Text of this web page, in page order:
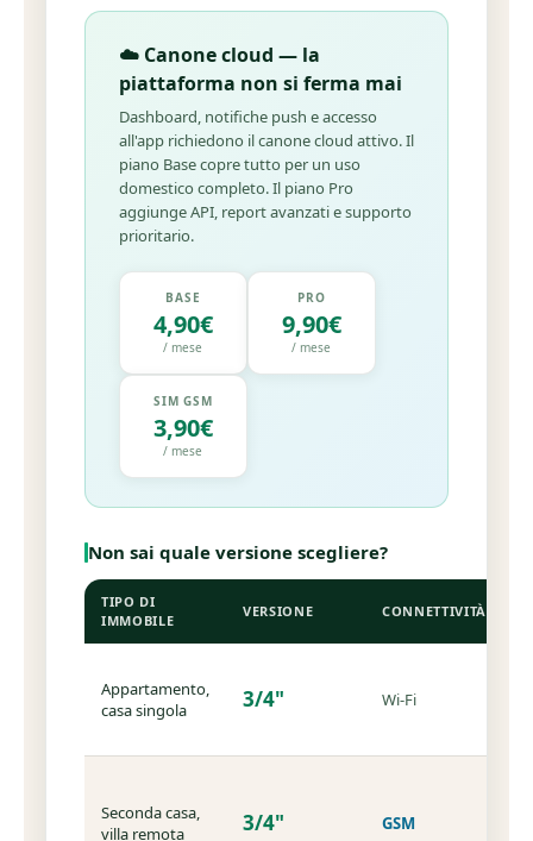
☁️ Canone cloud — la
piattaforma non si ferma mai
Dashboard, notifiche push e accesso
all'app richiedono il canone cloud attivo. Il
piano Base copre tutto per un uso
domestico completo. Il piano Pro
aggiunge API, report avanzati e supporto
prioritario.
BASE
4,90€
/ mese
PRO
9,90€
/ mese
SIM GSM
3,90€
/ mese
Non sai quale versione scegliere?
TIPO DI
IMMOBILE
VERSIONE CONNETTIVITÀ
Appartamento,
casa singola
3/4" Wi-Fi
Seconda casa,
villa remota
3/4" GSM